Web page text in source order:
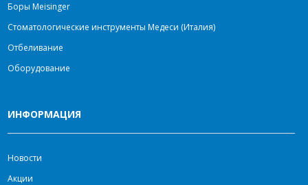
Боры Meisinger
Стоматологические инструменты Медеси (Италия)
Отбеливание
Оборудование
ИНФОРМАЦИЯ
Новости
Акции